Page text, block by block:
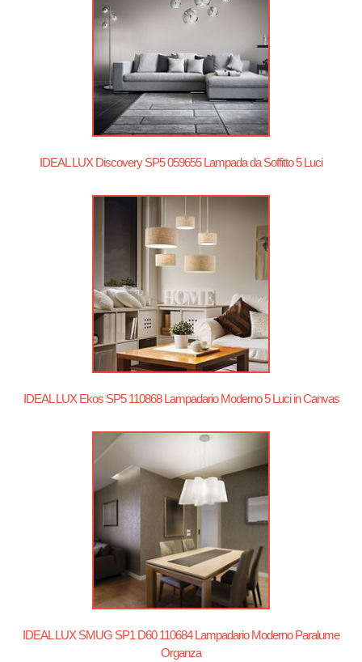
IDEAL LUX Discovery SP5 059655 Lampada da Soffitto 5 Luci
IDEAL LUX Ekos SP5 110868 Lampadario Moderno 5 Luci in Canvas
IDEAL LUX SMUG SP1 D60 110684 Lampadario Moderno Paralume
Organza